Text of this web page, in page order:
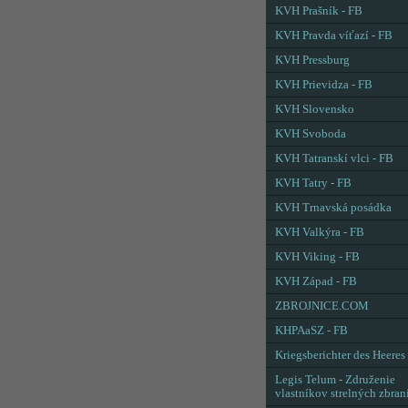
KVH Prašník - FB
KVH Pravda víťazí - FB
KVH Pressburg
KVH Prievidza - FB
KVH Slovensko
KVH Svoboda
KVH Tatranskí vlci - FB
KVH Tatry - FB
KVH Trnavská posádka
KVH Valkýra - FB
KVH Viking - FB
KVH Západ - FB
ZBROJNICE.COM
KHPAaSZ - FB
Kriegsberichter des Heeres
Legis Telum - Združenie
vlastníkov strelných